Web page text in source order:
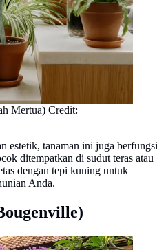
Mertua) Credit:
estetik, tanaman ini juga berfungsi
ditempatkan di sudut teras atau
dengan tepi kuning untuk
Anda.